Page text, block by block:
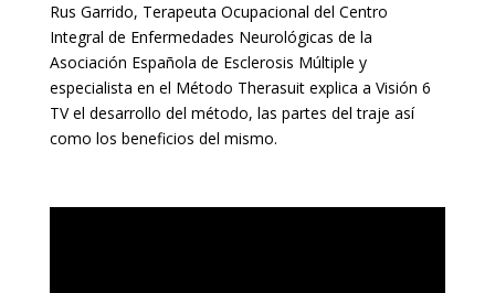
Rus Garrido, Terapeuta Ocupacional del Centro
Integral de Enfermedades Neurológicas de la
Asociación Española de Esclerosis Múltiple y
especialista en el Método Therasuit explica a Visión 6
TV el desarrollo del método, las partes del traje así
como los beneficios del mismo.